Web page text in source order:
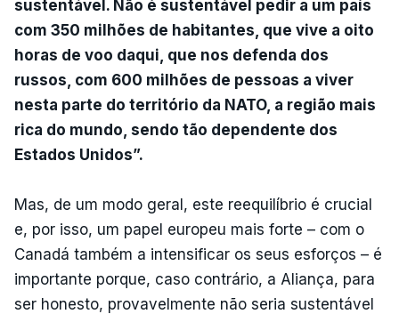
sustentável. Não é sustentável pedir a um país
com 350 milhões de habitantes, que vive a oito
horas de voo daqui, que nos defenda dos
russos, com 600 milhões de pessoas a viver
nesta parte do território da NATO, a região mais
rica do mundo, sendo tão dependente dos
Estados Unidos”.
Mas, de um modo geral, este reequilíbrio é crucial
e, por isso, um papel europeu mais forte – com o
Canadá também a intensificar os seus esforços – é
importante porque, caso contrário, a Aliança, para
ser honesto, provavelmente não seria sustentável